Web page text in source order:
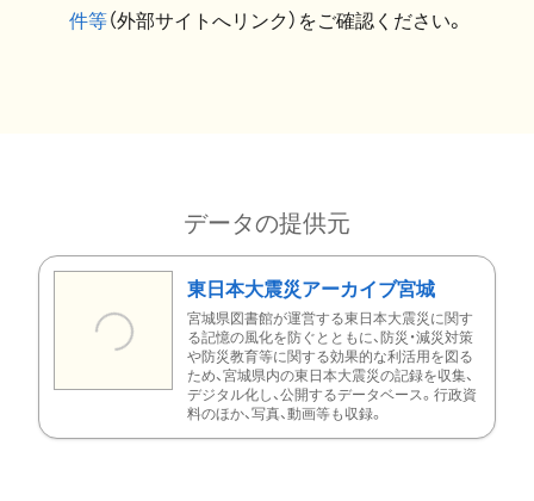
件等（外部サイトへリンク）をご確認ください。
データの提供元
東日本大震災アーカイブ宮城
宮城県図書館が運営する東日本大震災に関す
る記憶の風化を防ぐとともに、防災・減災対策
や防災教育等に関する効果的な利活用を図る
ため、宮城県内の東日本大震災の記録を収集、
デジタル化し、公開するデータベース。行政資
料のほか、写真、動画等も収録。